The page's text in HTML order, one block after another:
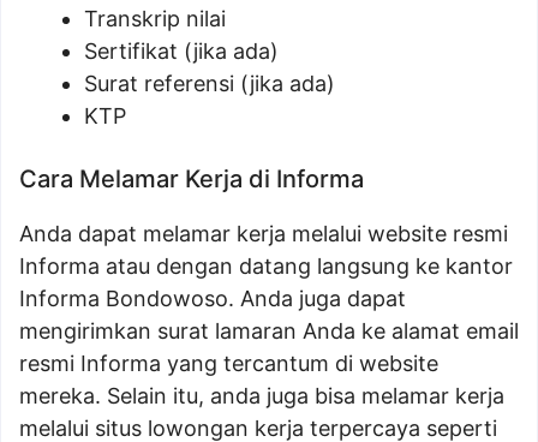
Transkrip nilai
Sertifikat (jika ada)
Surat referensi (jika ada)
KTP
Cara Melamar Kerja di Informa
Anda dapat melamar kerja melalui website resmi
Informa atau dengan datang langsung ke kantor
Informa Bondowoso. Anda juga dapat
mengirimkan surat lamaran Anda ke alamat email
resmi Informa yang tercantum di website
mereka. Selain itu, anda juga bisa melamar kerja
melalui situs lowongan kerja terpercaya seperti